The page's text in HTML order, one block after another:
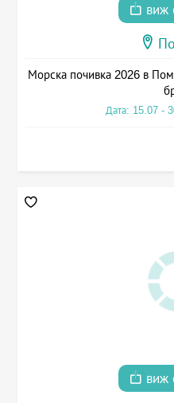
виж
Морска почивка 2026 в
Дата: 15.07 -
виж